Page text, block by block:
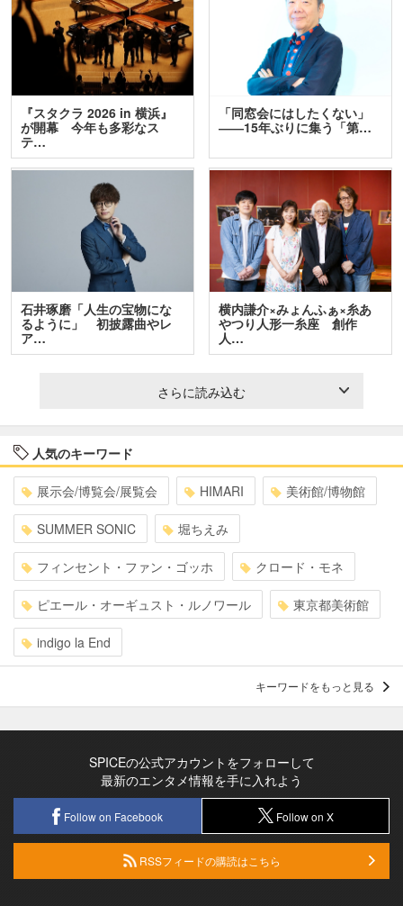
『スタクラ 2026 in 横浜』
が開幕 今年も多彩なス
テ…
「同窓会にはしたくない」
――15年ぶりに集う「第…
石井琢磨「人生の宝物にな
るように」 初披露曲やレ
ア…
横内謙介×みょんふぁ×糸あ
やつり人形一糸座 創作
人…
さらに読み込む
人気のキーワード
展示会/博覧会/展覧会 HIMARI 美術館/博物館
SUMMER SONIC 堀ちえみ
フィンセント・ファン・ゴッホ クロード・モネ
ピエール・オーギュスト・ルノワール 東京都美術館
indigo la End
キーワードをもっと見る
SPICEの公式アカウントをフォローして
最新のエンタメ情報を手に入れよう
Follow on Facebook Follow on X
RSSフィードの購読はこちら